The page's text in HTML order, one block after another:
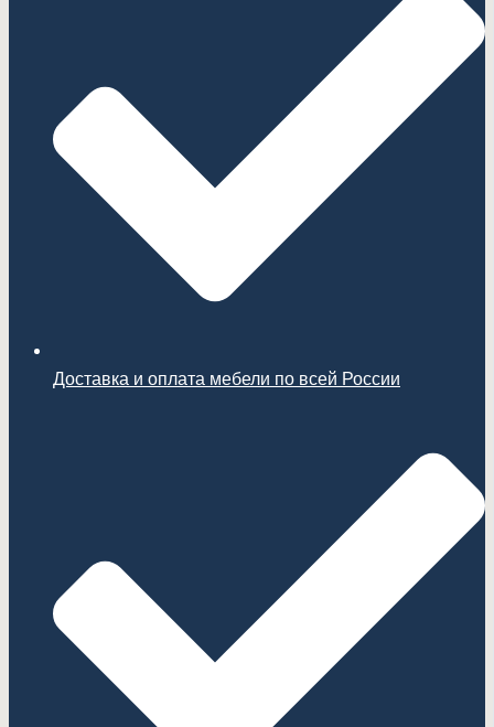
Доставка и оплата мебели по всей России